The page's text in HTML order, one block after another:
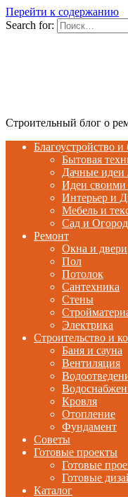
Перейти к содержанию
Search for:
Строительный блог о
Благоустройство и
Бытовая
Дачные
Идеи своими
Интерьер и
Мебель и
Сад и Огород
Ремонт
Окна и двери
Пол
Потолок
Сантехника
Стены
Электрика
Строительство и
Баня и сауна
Вентиляция
Кровля
Отопление
Фундамент
Советы
Готовые проекты
Готовые
Готовые
Каталог